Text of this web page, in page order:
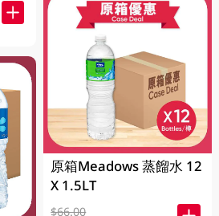
原箱Meadows 蒸餾水 12
X 1.5LT
$66.00